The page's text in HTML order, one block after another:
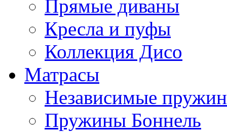
Прямые диваны
Кресла и пуфы
Коллекция Дисо
Матрасы
Независимые
Пружины Боннель